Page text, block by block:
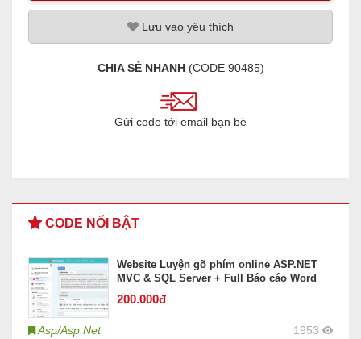
Lưu vao yêu thích
CHIA SẺ NHANH(CODE 90485)
Gửi code tới email bạn bè
CODE NỔI BẬT
Website Luyện gõ phím online ASP.NET
MVC & SQL Server + Full Báo cáo Word
200.000đ
Asp/Asp.Net 1953